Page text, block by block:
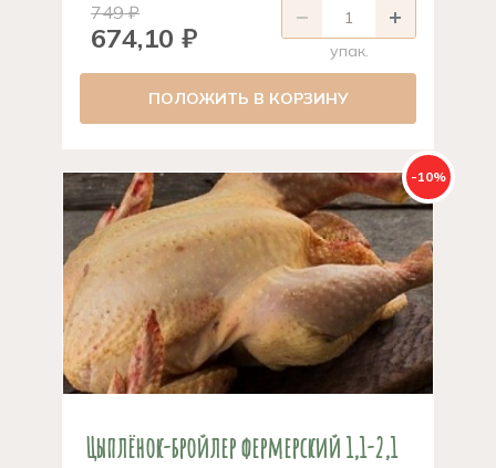
749 ₽
674,10 ₽ упак.
ПОЛОЖИТЬ В КОРЗИНУ
-10%
Цыплёнок-бройлер фермерский 1,1-2,1